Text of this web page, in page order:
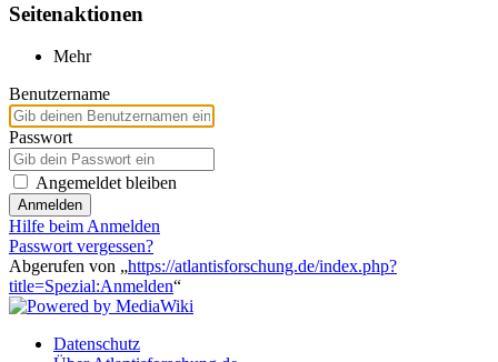
Seitenaktionen
Mehr
Benutzername
Passwort
Angemeldet bleiben
Anmelden
Hilfe beim Anmelden
Passwort vergessen?
Abgerufen von „https://atlantisforschung.de/index.php?
title=Spezial:Anmelden“
Datenschutz